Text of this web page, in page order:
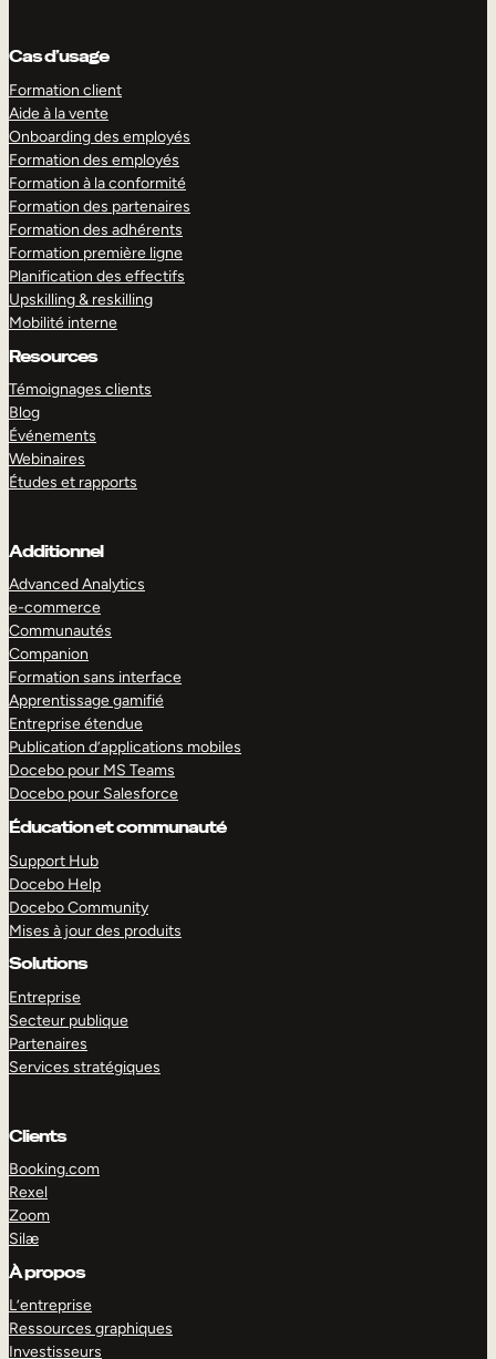
Cas d’usage
Formation client
Aide à la vente
Onboarding des employés
Formation des employés
Formation à la conformité
Formation des partenaires
Formation des adhérents
Formation première ligne
Planification des effectifs
Upskilling & reskilling
Mobilité interne
Resources
Témoignages clients
Blog
Événements
Webinaires
Études et rapports
Additionnel
Advanced Analytics
e-commerce
Communautés
Companion
Formation sans interface
Apprentissage gamifié
Entreprise étendue
Publication d’applications mobiles
Docebo pour MS Teams
Docebo pour Salesforce
Éducation et communauté
Support Hub
Docebo Help
Docebo Community
Mises à jour des produits
Solutions
Entreprise
Secteur publique
Partenaires
Services stratégiques
Clients
Booking.com
Rexel
Zoom
Silæ
À propos
L’entreprise
Ressources graphiques
Investisseurs